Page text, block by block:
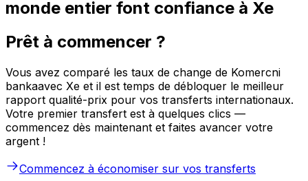
monde entier font confiance à Xe
Prêt à commencer ?
Vous avez comparé les taux de change de Komercni
bankaavec Xe et il est temps de débloquer le meilleur
rapport qualité-prix pour vos transferts internationaux.
Votre premier transfert est à quelques clics —
commencez dès maintenant et faites avancer votre
argent !
Commencez à économiser sur vos transferts